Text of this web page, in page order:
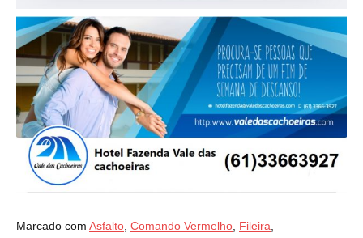
Marcado com Asfalto, Comando Vermelho, Fileira,